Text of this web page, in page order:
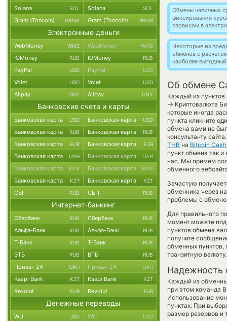
Обмены наличных
фиксирования
сервисом в
Некоторые из
обменов с
наиболее
Об обмене
Каждый из пунктов
→ Криптовалюта
которые иногда
пункта кликните
обмена вами не
консультанту
THB на Bitcoin
пункт обмена так
нас. Мы примем
обменного
Зачастую
обменника через
проблемы с
Для правильного
момент можете
пунктов обмена
получите
обменных
транзитную валюту.
Надежность
Каждый из
при этом команда
Использование
пунктах. При
размер резервов и
Solana SOL Solana SOL
Gram (Toncoin) GRAM Gram (Toncoin) GRAM
Электронные деньги
WebMoney WMZ WebMoney WMZ
ЮMoney RUB ЮMoney RUB
PayPal USD PayPal USD
Volet USD Volet USD
Alipay CNY Alipay CNY
Банковские счета и карты
Банковская карта USD Банковская карта USD
Банковская карта RUB Банковская карта RUB
Банковская карта EUR Банковская карта EUR
Банковская карта UAH Банковская карта UAH
Банковская карта BYN Банковская карта BYN
Банковская карта KZT Банковская карта KZT
СБП RUB СБП RUB
Интернет-банкинг
Сбербанк RUB Сбербанк RUB
Альфа-Банк RUB Альфа-Банк RUB
Т-Банк RUB Т-Банк RUB
ВТБ RUB ВТБ RUB
Приват 24 UAH Приват 24 UAH
Kaspi Bank KZT Kaspi Bank KZT
Revolut EUR Revolut EUR
Денежные переводы
WU USD WU USD